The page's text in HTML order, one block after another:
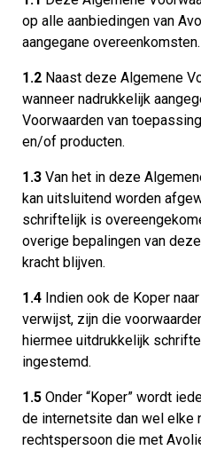
op alle aanbiedingen van
aangegane overeenkomsten.
1.2 Naast deze Algemene
wanneer nadrukkelijk
Voorwaarden van
en/of producten.
1.3 Van het in deze
kan uitsluitend worden
schriftelijk is
overige bepalingen van
kracht blijven.
1.4 Indien ook de Koper
verwijst, zijn die
hiermee uitdrukkelijk
ingestemd.
1.5 Onder “Koper” wordt
de internetsite dan wel elke
rechtspersoon die met